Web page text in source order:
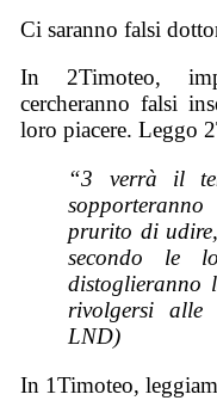
Ci saranno falsi
In 2Timoteo,
cercheranno falsi
loro piacere. Leggo
“3 verrà il
prurito di
secondo le
distoglieranno
rivolgersi alle
LND)
In 1Timoteo,